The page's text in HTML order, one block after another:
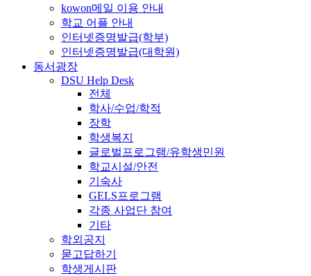
kowon메일 이용 안내
학교 어플 안내
인터넷증명발급(학부)
인터넷증명발급(대학원)
동서광장
DSU Help Desk
전체
학사/수업/학적
장학
학생복지
글로벌프로그램/유학생민원
학교시설/안전
기숙사
GELS프로그램
각종 사업단 참여
기타
학외공지
묻고답하기
학생게시판